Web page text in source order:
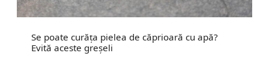
Se poate curăța pielea de căprioară cu apă?
Evită aceste greșeli